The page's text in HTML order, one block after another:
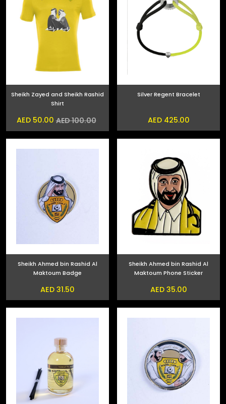
Silver Regent Bracelet
AED 425.00
Sheikh Zayed and Sheikh Rashid
Shirt
AED 100.00
AED 50.00
Sheikh Ahmed bin Rashid Al
Maktoum Phone Sticker
AED 35.00
Sheikh Ahmed bin Rashid Al
Maktoum Badge
AED 31.50